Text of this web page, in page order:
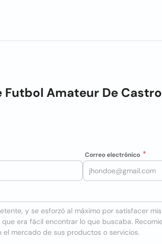
Amateur De Castro
Correo electrónico